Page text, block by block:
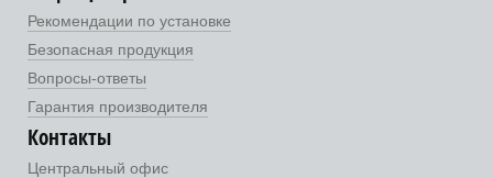
Рекомендации по установке
Безопасная продукция
Вопросы-ответы
Гарантия производителя
Контакты
Центральный офис